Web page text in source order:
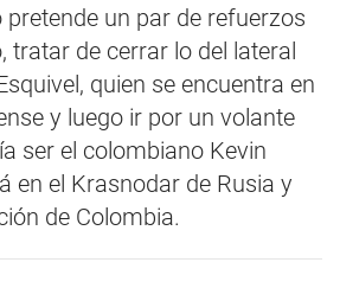
pretende un par de refuerzos
tratar de cerrar lo del lateral
quien se encuentra en
y luego ir por un volante
ser el colombiano Kevin
en el Krasnodar de Rusia y
de Colombia.